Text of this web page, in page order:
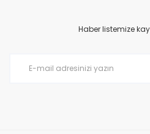
Ürün resmi kalitesiz, bozuk veya
Ürün açıklamasında eksik
Haber listemize